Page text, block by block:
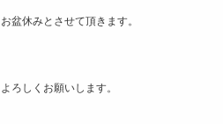
お盆休みとさせて頂きます。
よろしくお願いします。